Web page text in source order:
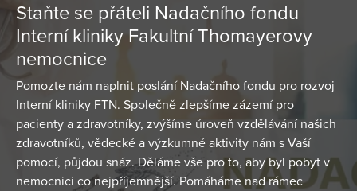
Staňte se přáteli Nadačního fondu
Interní kliniky Fakultní Thomayerovy
nemocnice
Pomozte nám naplnit poslání Nadačního fondu pro rozvoj
Interní kliniky FTN. Společně zlepšíme zázemí pro
pacienty a zdravotníky, zvýšíme úroveň vzdělávání našich
zdravotníků, vědecké a výzkumné aktivity nám s Vaší
pomocí, půjdou snáz. Děláme vše pro to, aby byl pobyt v
nemocnici co nejpříjemnější. Pomáháme nad rámec